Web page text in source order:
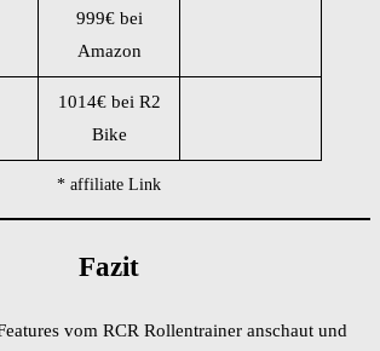
999€ bei
Amazon
1014€ bei R2
Bike
* affiliate Link
Fazit
vom RCR Rollentrainer anschaut und